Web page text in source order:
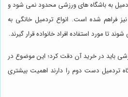
به باشگاه های ورزشی محدود نمی شود و
فراهم شده است. انواع تردمیل خانگی به
تا مورد استفاده افراد خانواده قرار گیرند.
باید در خرید آن دقت کرد؛ این موضوع در
تردمیل دست دوم را دارند اهمیت بیشتری